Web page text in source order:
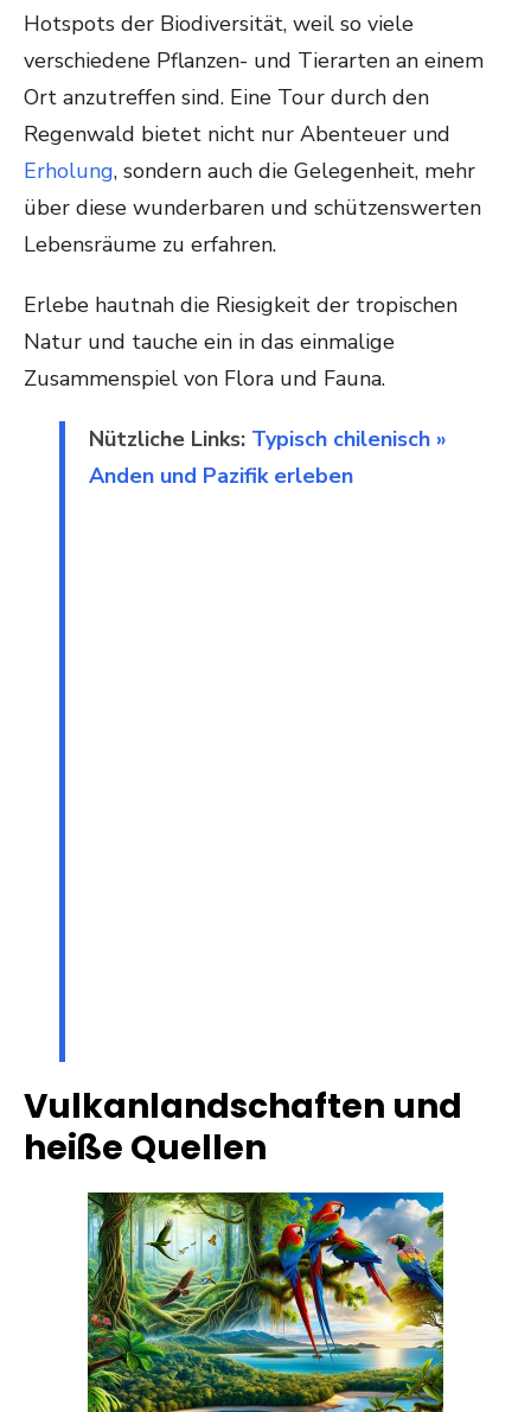
Hotspots der Biodiversität, weil so viele
verschiedene Pflanzen- und Tierarten an einem
Ort anzutreffen sind. Eine Tour durch den
Regenwald bietet nicht nur Abenteuer und
Erholung, sondern auch die Gelegenheit, mehr
über diese wunderbaren und schützenswerten
Lebensräume zu erfahren.
Erlebe hautnah die Riesigkeit der tropischen
Natur und tauche ein in das einmalige
Zusammenspiel von Flora und Fauna.
Nützliche Links: Typisch chilenisch »
Anden und Pazifik erleben
Vulkanlandschaften und
heiße Quellen